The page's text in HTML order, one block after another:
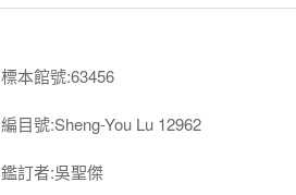
標本館號:63456
編目號:Sheng-You Lu 12962
鑑訂者:吳聖傑